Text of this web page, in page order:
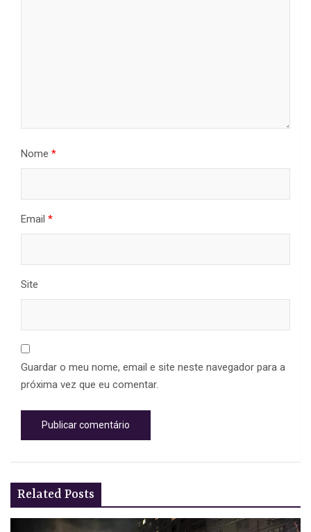
Nome *
Email *
Site
Guardar o meu nome, email e site neste navegador para a
próxima vez que eu comentar.
Related Posts